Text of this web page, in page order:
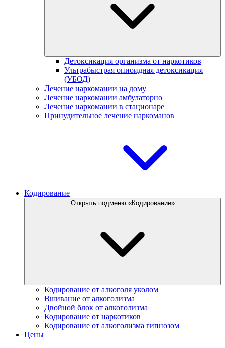
Детоксикация организма от наркотиков
Ультрабыстрая опиоидная детоксикация
(УБОД)
Лечение наркомании на дому
Лечение наркомании амбулаторно
Лечение наркомании в стационаре
Принудительное лечение наркоманов
Кодирование
Открыть подменю «Кодирование»
Кодирование от алкоголя уколом
Вшивание от алкоголизма
Двойной блок от алкоголизма
Кодирование от наркотиков
Кодирование от алкоголизма гипнозом
Цены